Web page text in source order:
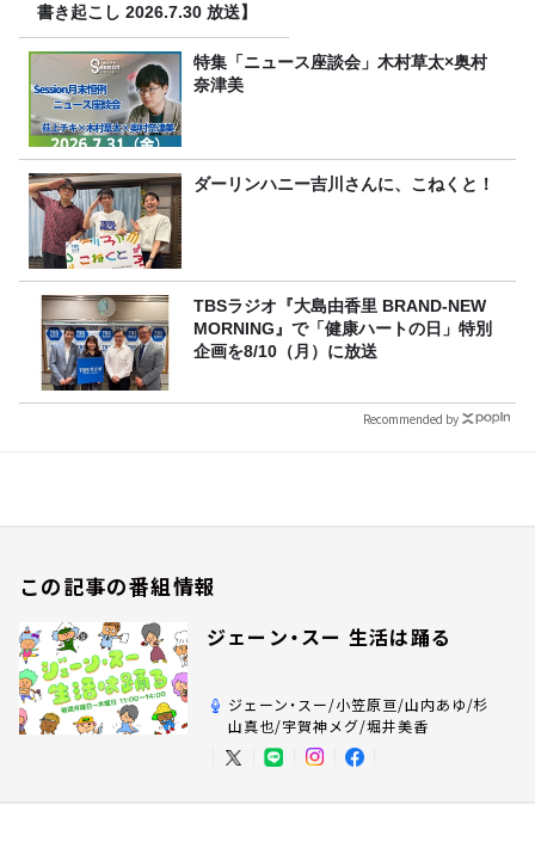
書き起こし 2026.7.30 放送】
特集「ニュース座談会」木村草太×奥村
奈津美
ダーリンハニー吉川さんに、こねくと！
TBSラジオ『大島由香里 BRAND-NEW
MORNING』で「健康ハートの日」特別
企画を8/10（月）に放送
Recommended by
この記事の番組情報
ジェーン・スー 生活は踊る
ジェーン・スー/小笠原亘/山内あゆ/杉
山真也/宇賀神メグ/堀井美香